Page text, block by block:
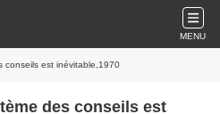
MENU
conseils est inévitable,1970
des conseils est